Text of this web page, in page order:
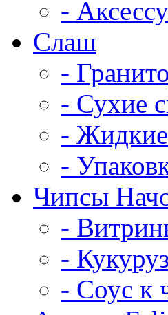
-
Cлаш
-
- Сухие
-
-
Чипсы
-
-
- Соус к